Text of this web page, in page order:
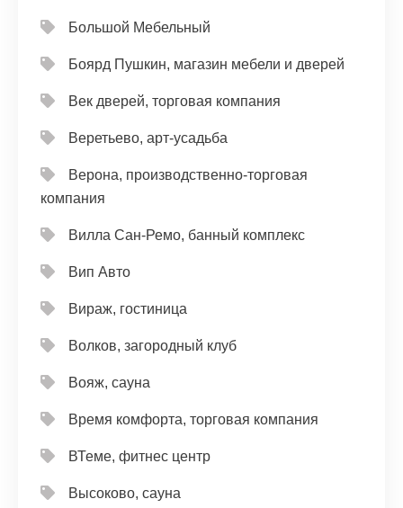
Большой Мебельный
Боярд Пушкин, магазин мебели и дверей
Век дверей, торговая компания
Веретьево, арт-усадьба
Верона, производственно-торговая
компания
Вилла Сан-Ремо, банный комплекс
Вип Авто
Вираж, гостиница
Волков, загородный клуб
Вояж, сауна
Время комфорта, торговая компания
ВТеме, фитнес центр
Высоково, сауна